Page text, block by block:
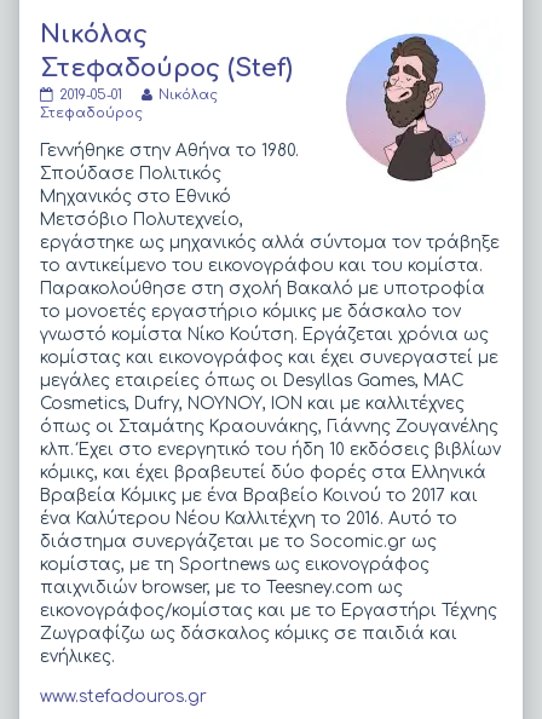
Νικόλας
Στεφαδούρος (Stef)
Νικόλας
Στεφαδούρος
published
on
2019-05-01
Read
by
the
of
Νικόλας
Στεφαδούρος
Νικόλας
Στεφαδούρος
Γεννήθηκε στην Αθήνα το 1980.
Σπούδασε Πολιτικός
Μηχανικός στο Εθνικό
Μετσόβιο Πολυτεχνείο,
εργάστηκε ως μηχανικός αλλά σύντομα τον τράβηξε
το αντικείμενο του εικονογράφου και του κομίστα.
Παρακολούθησε στη σχολή Βακαλό με υποτροφία
το μονοετές εργαστήριο κόμικς με δάσκαλο τον
γνωστό κομίστα Νίκο Κούτση. Εργάζεται χρόνια ως
κομίστας και εικονογράφος και έχει συνεργαστεί με
μεγάλες εταιρείες όπως οι Desyllas Games, MAC
Cosmetics, Dufry, ΝΟΥΝΟΥ, ΙΟΝ και με καλλιτέχνες
όπως οι Σταμάτης Κραουνάκης, Γιάννης Ζουγανέλης
κλπ. Έχει στο ενεργητικό του ήδη 10 εκδόσεις βιβλίων
κόμικς, και έχει βραβευτεί δύο φορές στα Ελληνικά
Βραβεία Κόμικς με ένα Βραβείο Κοινού το 2017 και
ένα Καλύτερου Νέου Καλλιτέχνη το 2016. Αυτό το
διάστημα συνεργάζεται με το Socomic.gr ως
κομίστας, με τη Sportnews ως εικονογράφος
παιχνιδιών browser, με το Teesney.com ως
εικονογράφος/κομίστας και με το Εργαστήρι Τέχνης
Ζωγραφίζω ως δάσκαλος κόμικς σε παιδιά και
ενήλικες.
www.stefadouros.gr